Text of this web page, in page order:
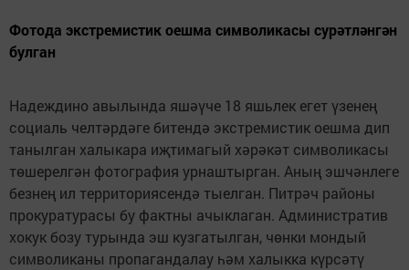
Фотода экстремистик оешма символикасы сурәтләнгән
булган
Надеждино авылында яшәүче 18 яшьлек егет үзенең
социаль челтәрдәге битендә экстремистик оешма дип
танылган халыкара иҗтимагый хәрәкәт символикасы
төшерелгән фотография урнаштырган. Аның эшчәнлеге
безнең ил территориясендә тыелган. Питрәч районы
прокуратурасы бу фактны ачыклаган. Административ
хокук бозу турында эш кузгатылган, чөнки мондый
символиканы пропагандалау һәм халыкка күрсәтү